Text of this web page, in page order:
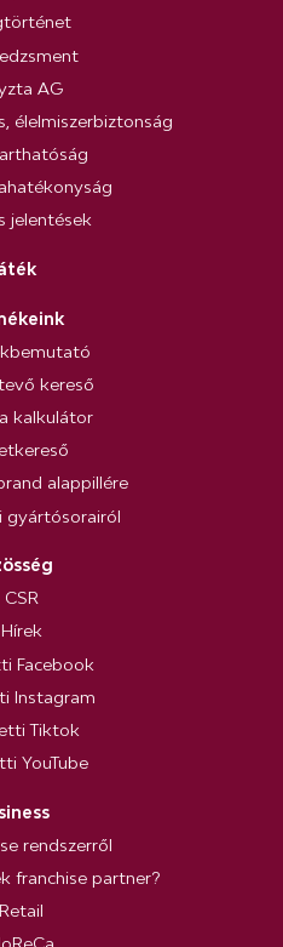
AG
élelmiszerbiztonság
jelentések
kereső
kalkulátor
alappillére
gyártósorairól
CSR
Hírek
Facebook
Instagram
Tiktok
YouTube
rendszerről
franchise partner?
Retail